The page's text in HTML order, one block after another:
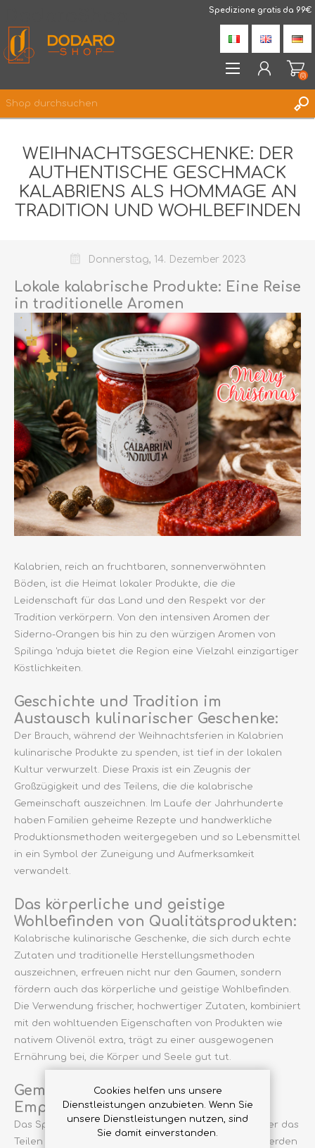
Spedizione gratis da 99€
ANMELDEN
WUNSCHLISTE
(0)
WEIHNACHTSGESCHENKE: DER
AUTHENTISCHE GESCHMACK
KALABRIENS ALS HOMMAGE AN
TRADITION UND WOHLBEFINDEN
Donnerstag, 14. Dezember 2023
Lokale kalabrische Produkte: Eine Reise
in traditionelle Aromen
Kalabrien, reich an fruchtbaren, sonnenverwöhnten
Böden, ist die Heimat lokaler Produkte, die die
Leidenschaft für das Land und den Respekt vor der
Tradition verkörpern. Von den intensiven Aromen der
Siderno-Orangen bis hin zu den würzigen Aromen von
Spilinga 'nduja bietet die Region eine Vielzahl einzigartiger
Köstlichkeiten.
Geschichte und Tradition im
Austausch kulinarischer Geschenke:
Der Brauch, während der Weihnachtsferien in Kalabrien
kulinarische Produkte zu spenden, ist tief in der lokalen
Kultur verwurzelt. Diese Praxis ist ein Zeugnis der
Großzügigkeit und des Teilens, die die kalabrische
Gemeinschaft auszeichnen. Im Laufe der Jahrhunderte
haben Familien geheime Rezepte und handwerkliche
Produktionsmethoden weitergegeben und so Lebensmittel
in ein Symbol der Zuneigung und Aufmerksamkeit
verwandelt.
Das körperliche und geistige
Wohlbefinden von Qualitätsprodukten:
Kalabrische kulinarische Geschenke, die sich durch echte
Zutaten und traditionelle Herstellungsmethoden
auszeichnen, erfreuen nicht nur den Gaumen, sondern
fördern auch das körperliche und geistige Wohlbefinden.
Die Verwendung frischer, hochwertiger Zutaten, kombiniert
mit den wohltuenden Eigenschaften von Produkten wie
nativem Olivenöl extra, trägt zu einer ausgewogenen
Ernährung bei, die Körper und Seele gut tut.
Gemeinschaftsbeziehungen und
Empathie:
Das Spenden lokaler kulinarischer Produkte geht über das
Teilen von Lebensmitteln hinaus. Diese Geschenke werden
Cookies helfen uns unsere
Dienstleistungen anzubieten. Wenn Sie
unsere Dienstleistungen nutzen, sind
Sie damit einverstanden.